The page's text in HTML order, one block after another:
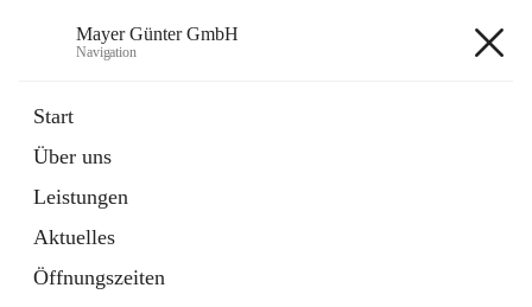
Mayer Günter GmbH
Navigation
Start
Über uns
Leistungen
Aktuelles
Öffnungszeiten
Artikel
in
Tab
TRANSPORTE
Artikel
öffnet
in
neuem